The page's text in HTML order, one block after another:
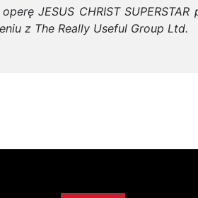
JESUS CHRIST
z The Really Useful Group Ltd.